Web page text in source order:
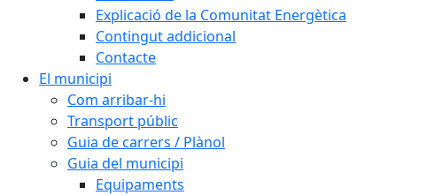
Explicació de la Comunitat Energètica
Contingut addicional
Contacte
El municipi
Com arribar-hi
Transport públic
Guia de carrers / Plànol
Guia del municipi
Equipaments